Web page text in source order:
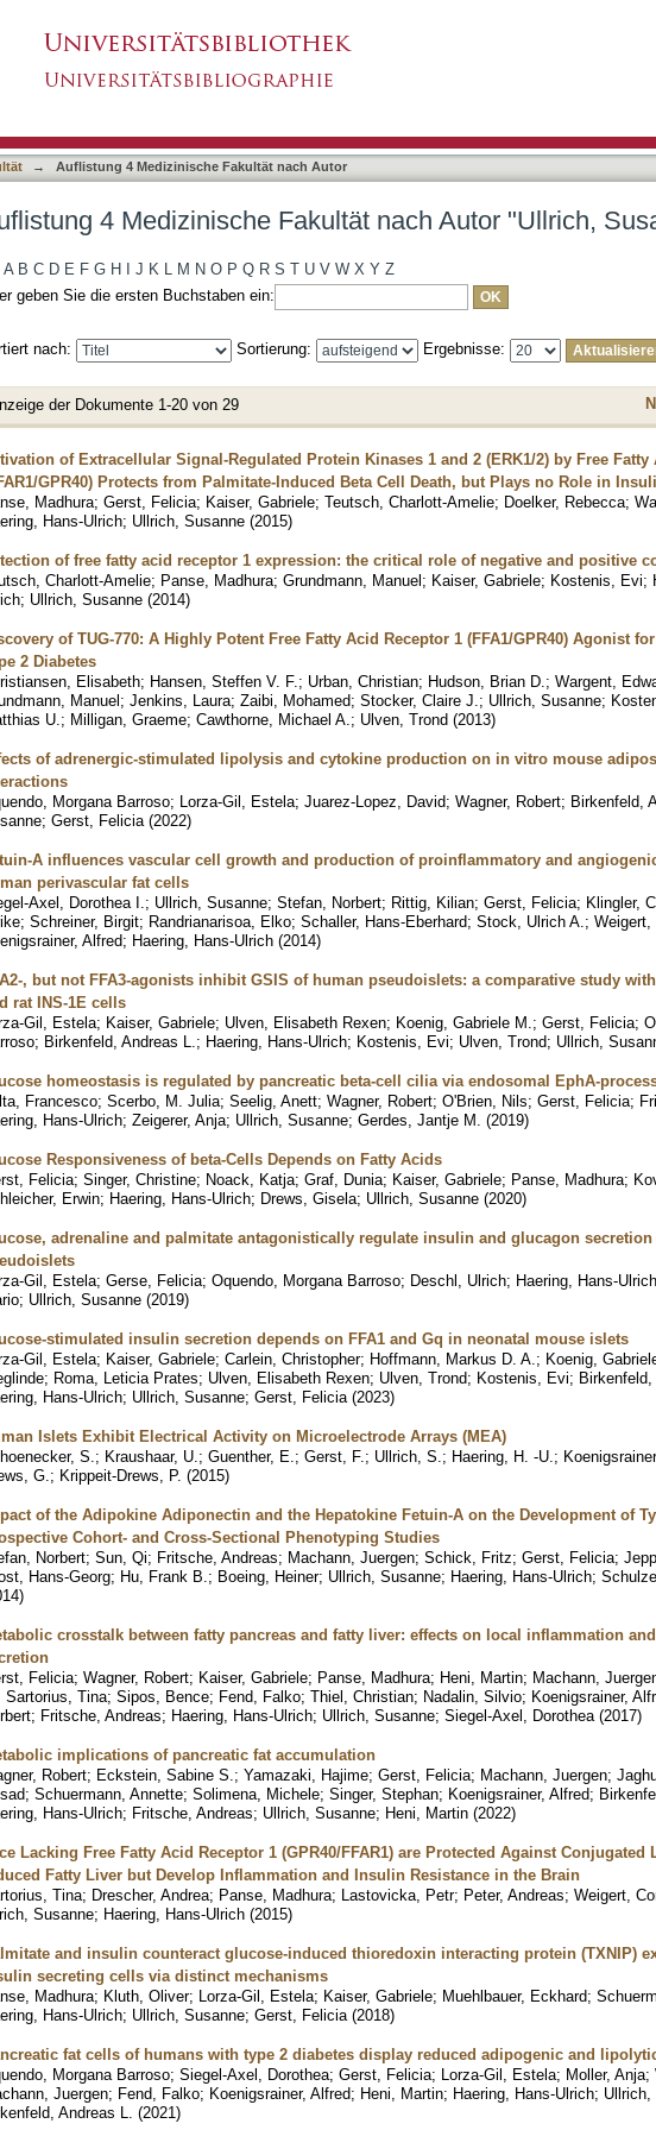
→ Auflistung 4 Medizinische Fakultät nach Autor
4 Medizinische Fakultät nach Autor "Ullrich,
A B C D E F G H J K L M N O P Q R S T U V W X Y Z
geben Sie die ersten Buchstaben ein:
nach: Sortierung: Ergebnisse:
der Dokumente 1-20 von 29
of Extracellular Signal-Regulated Protein Kinases 1 and 2 (ERK1/2) by Free Fatty
GPR40) Protects from Palmitate-Induced Beta Cell Death, but Plays no Role in
Madhura; Gerst, Felicia; Kaiser, Gabriele; Teutsch, Charlott-Amelie; Doelker, Rebecca;
Hans-Ulrich; Ullrich, Susanne (2015)
of free fatty acid receptor 1 expression: the critical role of negative and positive
Charlott-Amelie; Panse, Madhura; Grundmann, Manuel; Kaiser, Gabriele; Kostenis, Evi;
; Ullrich, Susanne (2014)
of TUG-770: A Highly Potent Free Fatty Acid Receptor 1 (FFA1/GPR40) Agonist
2 Diabetes
Elisabeth; Hansen, Steffen V. F. ; Urban, Christian; Hudson, Brian D. ; Wargent,
Manuel; Jenkins, Laura; Zaibi, Mohamed; Stocker, Claire J. ; Ullrich, Susanne;
U. ; Milligan, Graeme; Cawthorne, Michael A. ; Ulven, Trond (2013)
of adrenergic-stimulated lipolysis and cytokine production on in vitro mouse
Morgana Barroso; Lorza-Gil, Estela; Juarez-Lopez, David; Wagner, Robert; Birkenfeld,
; Gerst, Felicia (2022)
A influences vascular cell growth and production of proinflammatory and
perivascular fat cells
Axel, Dorothea I. ; Ullrich, Susanne; Stefan, Norbert; Rittig, Kilian; Gerst, Felicia; Klingler,
; Schreiner, Birgit; Randrianarisoa, Elko; Schaller, Hans-Eberhard; Stock, Ulrich A. ; Weigert,
Alfred; Haering, Hans-Ulrich (2014)
, but not FFA3-agonists inhibit GSIS of human pseudoislets: a comparative study
rat INS-1E cells
Gil, Estela; Kaiser, Gabriele; Ulven, Elisabeth Rexen; Koenig, Gabriele M. ; Gerst, Felicia;
; Birkenfeld, Andreas L. ; Haering, Hans-Ulrich; Kostenis, Evi; Ulven, Trond; Ullrich,
homeostasis is regulated by pancreatic beta-cell cilia via endosomal EphA-
Francesco; Scerbo, M. Julia; Seelig, Anett; Wagner, Robert; O'Brien, Nils; Gerst, Felicia;
Hans-Ulrich; Zeigerer, Anja; Ullrich, Susanne; Gerdes, Jantje M. (2019)
Responsiveness of beta-Cells Depends on Fatty Acids
Felicia; Singer, Christine; Noack, Katja; Graf, Dunia; Kaiser, Gabriele; Panse, Madhura;
Erwin; Haering, Hans-Ulrich; Drews, Gisela; Ullrich, Susanne (2020)
adrenaline and palmitate antagonistically regulate insulin and glucagon
Gil, Estela; Gerse, Felicia; Oquendo, Morgana Barroso; Deschl, Ulrich; Haering, Hans-Ulrich
; Ullrich, Susanne (2019)
stimulated insulin secretion depends on FFA1 and Gq in neonatal mouse islets
Gil, Estela; Kaiser, Gabriele; Carlein, Christopher; Hoffmann, Markus D. A. ; Koenig,
; Roma, Leticia Prates; Ulven, Elisabeth Rexen; Ulven, Trond; Kostenis, Evi; Birkenfeld,
Hans-Ulrich; Ullrich, Susanne; Gerst, Felicia (2023)
Islets Exhibit Electrical Activity on Microelectrode Arrays (MEA)
S. ; Kraushaar, U. ; Guenther, E. ; Gerst, F. ; Ullrich, S. ; Haering, H. -U. ;
G. ; Krippeit-Drews, P. (2015)
of the Adipokine Adiponectin and the Hepatokine Fetuin-A on the Development of
Cohort- and Cross-Sectional Phenotyping Studies
Norbert; Sun, Qi; Fritsche, Andreas; Machann, Juergen; Schick, Fritz; Gerst, Felicia;
Hans-Georg; Hu, Frank B. ; Boeing, Heiner; Ullrich, Susanne; Haering, Hans-Ulrich;
)
crosstalk between fatty pancreas and fatty liver: effects on local inflammation
Felicia; Wagner, Robert; Kaiser, Gabriele; Panse, Madhura; Heni, Martin; Machann,
Sartorius, Tina; Sipos, Bence; Fend, Falko; Thiel, Christian; Nadalin, Silvio; Koenigsrainer,
; Fritsche, Andreas; Haering, Hans-Ulrich; Ullrich, Susanne; Siegel-Axel, Dorothea (2017)
implications of pancreatic fat accumulation
Robert; Eckstein, Sabine S. ; Yamazaki, Hajime; Gerst, Felicia; Machann, Juergen;
; Schuermann, Annette; Solimena, Michele; Singer, Stephan; Koenigsrainer, Alfred;
Hans-Ulrich; Fritsche, Andreas; Ullrich, Susanne; Heni, Martin (2022)
Lacking Free Fatty Acid Receptor 1 (GPR40/FFAR1) are Protected Against Conjugated
Fatty Liver but Develop Inflammation and Insulin Resistance in the Brain
Tina; Drescher, Andrea; Panse, Madhura; Lastovicka, Petr; Peter, Andreas; Weigert,
Susanne; Haering, Hans-Ulrich (2015)
and insulin counteract glucose-induced thioredoxin interacting protein (TXNIP)
secreting cells via distinct mechanisms
Madhura; Kluth, Oliver; Lorza-Gil, Estela; Kaiser, Gabriele; Muehlbauer, Eckhard;
Hans-Ulrich; Ullrich, Susanne; Gerst, Felicia (2018)
fat cells of humans with type 2 diabetes display reduced adipogenic and
Morgana Barroso; Siegel-Axel, Dorothea; Gerst, Felicia; Lorza-Gil, Estela; Moller, Anja;
Juergen; Fend, Falko; Koenigsrainer, Alfred; Heni, Martin; Haering, Hans-Ulrich; Ullrich,
Andreas L.
(2021)